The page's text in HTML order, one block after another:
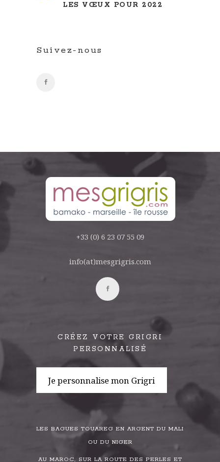
LES VŒUX POUR 2022
Suivez-nous
+33 (0) 6 23 07 55 09
info(at)mesgrigris.com
CRÉEZ VOTRE GRIGRI
PERSONNALISÉ
Je personnalise mon Grigri
LES BAGUES TOUAREG EN ARGENT DU MALI
OU DU NIGER
AU MAROC, SUR LA ROUTE DES PERLES ET